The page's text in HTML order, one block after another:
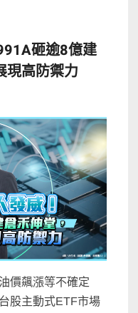
砸逾8億建
現高防禦力
價飆漲等不確定
股主動式ETF市場